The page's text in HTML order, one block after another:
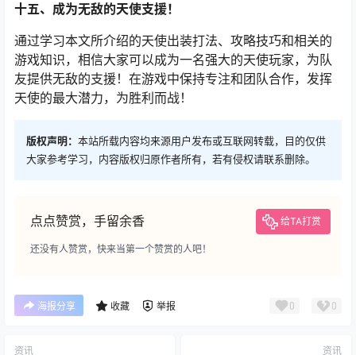
十五、成为无敌的天使支援！
通过学习本文所介绍的天使出装打法、攻略技巧和相关的
游戏知识，相信大家可以成为一名强大的天使玩家，为队
友提供无敌的支援！在游戏中保持专注和团队合作，发挥
天使的最大潜力，为胜利而战！
版权声明： 本站所载内容均来源用户发布或互联网转载，目的仅供
大家参考学习，内容版权归原作者所有，若有侵权请联系删除。
点点赞赏，手留余香 给TA打赏
还没有人赞赏，快来当第一个赞赏的人吧！
海报分享 收藏 举报 0 0
资讯 资讯